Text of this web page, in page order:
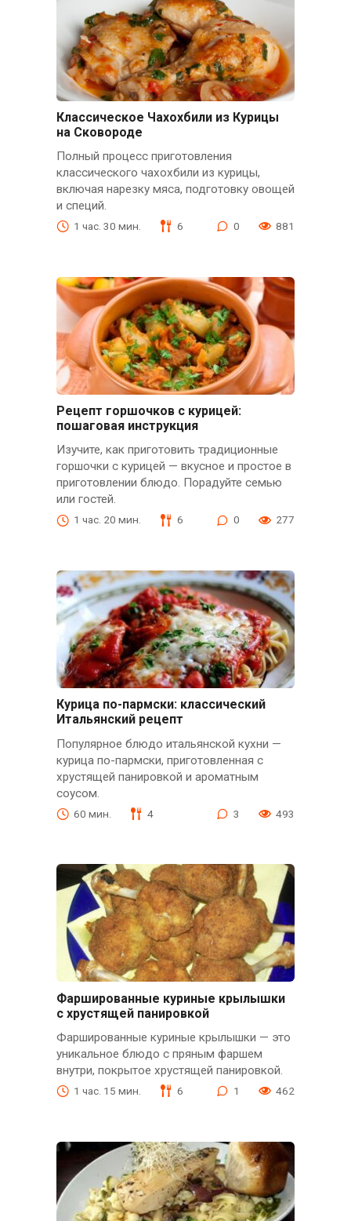
Классическое Чахохбили из Курицы
на Сковороде
Полный процесс приготовления
классического чахохбили из курицы,
включая нарезку мяса, подготовку овощей
и специй.
1 час. 30 мин. 6 0 881
Рецепт горшочков с курицей:
пошаговая инструкция
Изучите, как приготовить традиционные
горшочки с курицей — вкусное и простое в
приготовлении блюдо. Порадуйте семью
или гостей.
1 час. 20 мин. 6 0 277
Курица по-пармски: классический
Итальянский рецепт
Популярное блюдо итальянской кухни —
курица по-пармски, приготовленная с
хрустящей панировкой и ароматным
соусом.
60 мин. 4 3 493
Фаршированные куриные крылышки
с хрустящей панировкой
Фаршированные куриные крылышки — это
уникальное блюдо с пряным фаршем
внутри, покрытое хрустящей панировкой.
1 час. 15 мин. 6 1 462